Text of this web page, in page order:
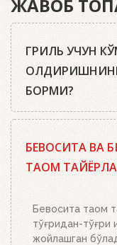
ЖАВОБ
ГРИЛЬ УЧУН
БОРМИ?
Weber кўмир
кубиклари,
брикетлар
устига икки-
уларни ёқинг.
БЕВОСИТА ВА
ТАОМ
Бевосита таом
тўғридан-тўғри
жойлашган